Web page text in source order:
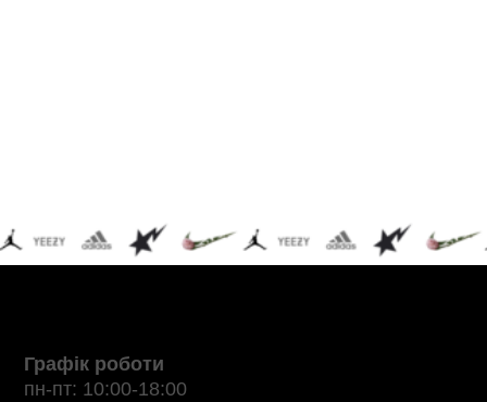
Графік роботи
пн-пт: 10:00-18:00